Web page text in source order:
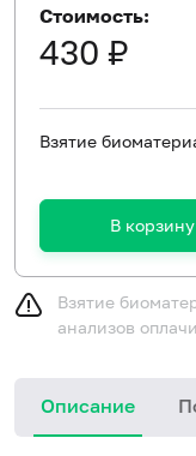
Стоимость:
430 ₽
Взятие
В корзину
Взятие
анализов
Описание